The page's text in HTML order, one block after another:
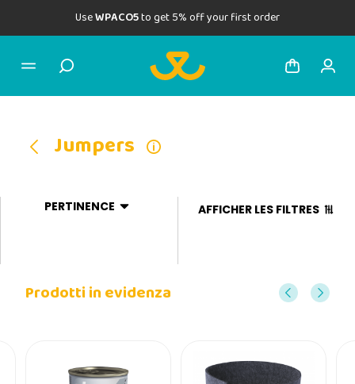
UseWPACO5to get 5% off your first order
Jumpers
PERTINENCE AFFICHER LES FILTRES
Prodotti in evidenza